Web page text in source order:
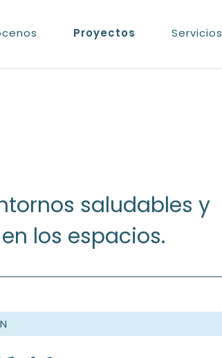
Proyectos Servicios
saludables y
los espacios.